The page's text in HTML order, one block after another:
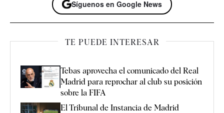
Síguenos en Google News
TE PUEDE INTERESAR
Tebas aprovecha el comunicado del Real
Madrid para reprochar al club su posición
sobre la FIFA
El Tribunal de Instancia de Madrid